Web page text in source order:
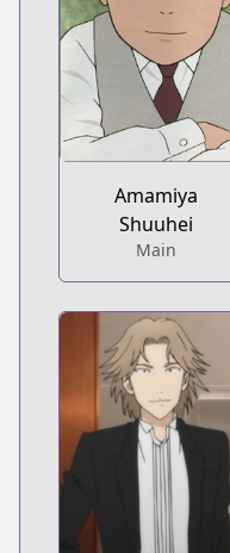
Amamiya
Shuuhei
Main